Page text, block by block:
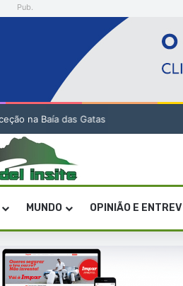
Pub.
na Baía das Gatas
MUNDO OPINIÃO E